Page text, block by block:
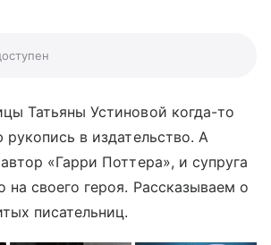
Татьяны Устиновой когда-то
рукопись в издательство. А
«Гарри Поттера», и супруга
на своего героя. Рассказываем о
писательниц.